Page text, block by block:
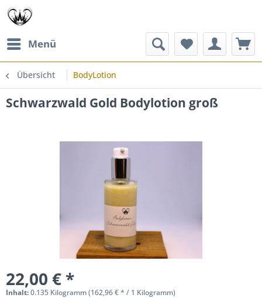
Menü
Übersicht BodyLotion
Schwarzwald Gold Bodylotion groß
22,00 € *
Inhalt:0.135 Kilogramm (162,96 € * / 1 Kilogramm)